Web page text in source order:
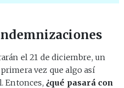
el 21 de diciembre, un
vez que algo así
Entonces, ¿qué pasará con